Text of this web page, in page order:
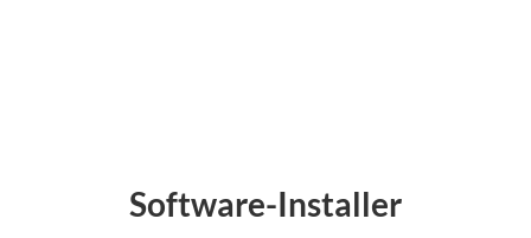
Software-Installer